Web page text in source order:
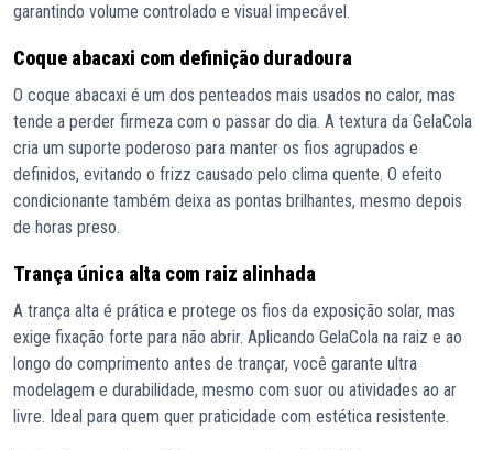
garantindo volume controlado e visual impecável.
Coque abacaxi com definição duradoura
O coque abacaxi é um dos penteados mais usados no calor, mas
tende a perder firmeza com o passar do dia. A textura da GelaCola
cria um suporte poderoso para manter os fios agrupados e
definidos, evitando o frizz causado pelo clima quente. O efeito
condicionante também deixa as pontas brilhantes, mesmo depois
de horas preso.
Trança única alta com raiz alinhada
A trança alta é prática e protege os fios da exposição solar, mas
exige fixação forte para não abrir. Aplicando GelaCola na raiz e ao
longo do comprimento antes de trançar, você garante ultra
modelagem e durabilidade, mesmo com suor ou atividades ao ar
livre. Ideal para quem quer praticidade com estética resistente.